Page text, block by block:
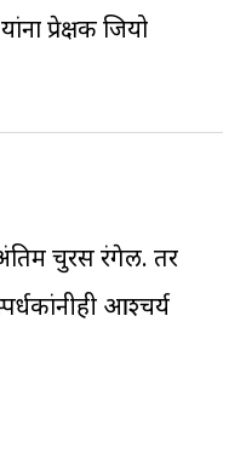
प्रेक्षक जियो
अंतिम चुरस रंगेल. तर
आश्चर्य